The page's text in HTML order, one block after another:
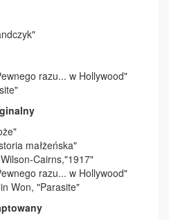
razu... w Hollywood"
małżeńska"
Cairns,"1917"
razu... w Hollywood"
Won, "Parasite"